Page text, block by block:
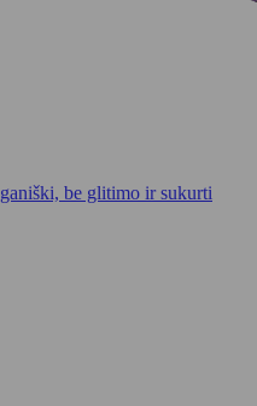
be glitimo ir sukurti